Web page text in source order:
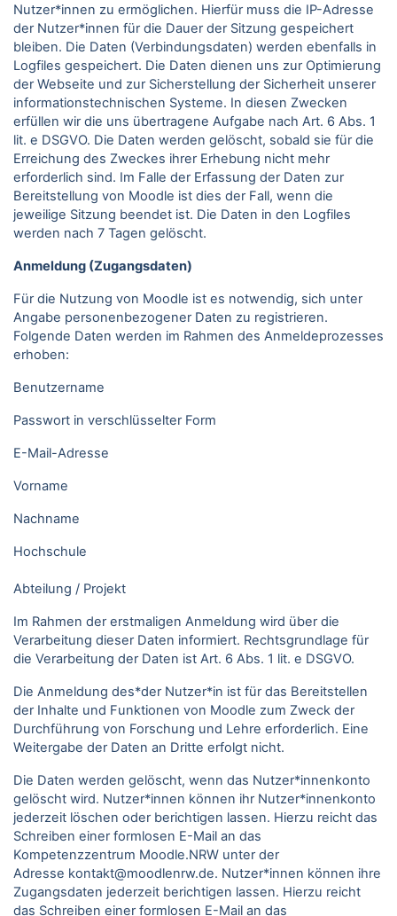
Nutzer*innen zu ermöglichen. Hierfür muss die IP-Adresse
der Nutzer*innen für die Dauer der Sitzung gespeichert
bleiben. Die Daten (Verbindungsdaten) werden ebenfalls in
Logfiles gespeichert. Die Daten dienen uns zur Optimierung
der Webseite und zur Sicherstellung der Sicherheit unserer
informationstechnischen Systeme. In diesen Zwecken
erfüllen wir die uns übertragene Aufgabe nach Art. 6 Abs. 1
lit. e DSGVO. Die Daten werden gelöscht, sobald sie für die
Erreichung des Zweckes ihrer Erhebung nicht mehr
erforderlich sind. Im Falle der Erfassung der Daten zur
Bereitstellung von Moodle ist dies der Fall, wenn die
jeweilige Sitzung beendet ist. Die Daten in den Logfiles
werden nach 7 Tagen gelöscht.
Anmeldung (Zugangsdaten)
Für die Nutzung von Moodle ist es notwendig, sich unter
Angabe personenbezogener Daten zu registrieren.
Folgende Daten werden im Rahmen des Anmeldeprozesses
erhoben:
Benutzername
Passwort in verschlüsselter Form
E-Mail-Adresse
Vorname
Nachname
Hochschule
Abteilung / Projekt
Im Rahmen der erstmaligen Anmeldung wird über die
Verarbeitung dieser Daten informiert. Rechtsgrundlage für
die Verarbeitung der Daten ist Art. 6 Abs. 1 lit. e DSGVO.
Die Anmeldung des*der Nutzer*in ist für das Bereitstellen
der Inhalte und Funktionen von Moodle zum Zweck der
Durchführung von Forschung und Lehre erforderlich. Eine
Weitergabe der Daten an Dritte erfolgt nicht.
Die Daten werden gelöscht, wenn das Nutzer*innenkonto
gelöscht wird. Nutzer*innen können ihr Nutzer*innenkonto
jederzeit löschen oder berichtigen lassen. Hierzu reicht das
Schreiben einer formlosen E-Mail an das
Kompetenzzentrum Moodle.NRW unter der
Adresse kontakt@moodlenrw.de. Nutzer*innen können ihre
Zugangsdaten jederzeit berichtigen lassen. Hierzu reicht
das Schreiben einer formlosen E-Mail an das